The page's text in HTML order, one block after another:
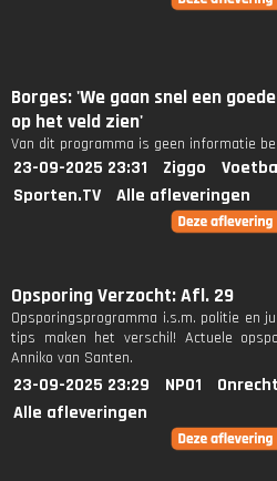
Borges: 'We gaan snel een
op het veld zien'
Van dit programma is geen informatie
23-09-2025 23:31 Ziggo
Sporten.TV
Alle afleveringen
Opsporing Verzocht: Afl. 29
Opsporingsprogramma i.s.m. politie en
tips maken het verschil! Actuele
Anniko van Santen.
23-09-2025 23:29 NPO1
Alle afleveringen